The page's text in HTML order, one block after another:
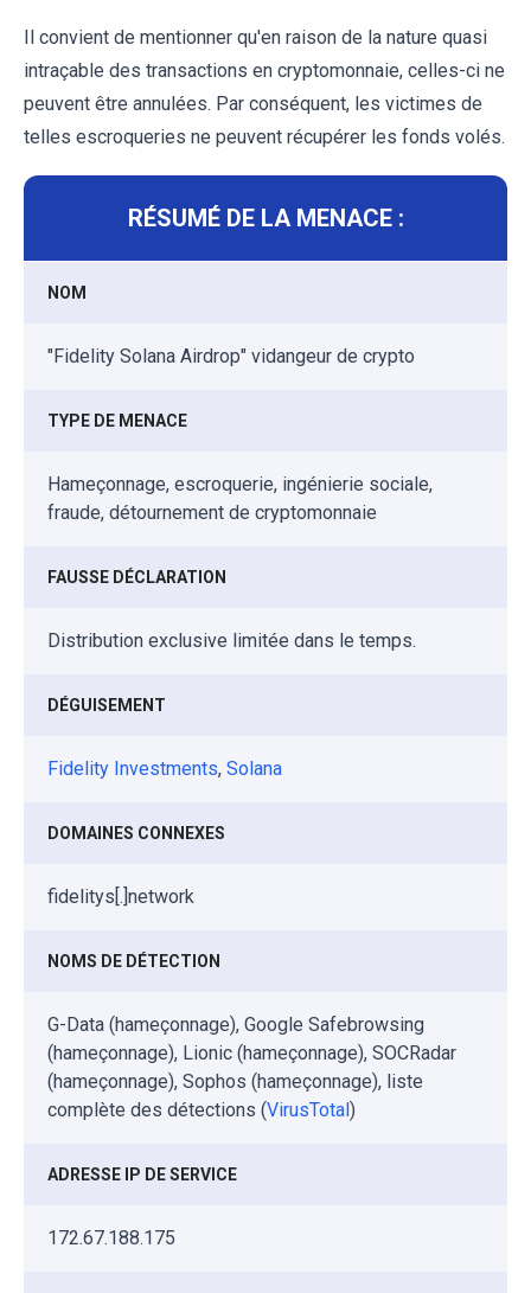
Il convient de mentionner qu'en raison de la nature quasi
intraçable des transactions en cryptomonnaie, celles-ci ne
peuvent être annulées. Par conséquent, les victimes de
telles escroqueries ne peuvent récupérer les fonds volés.
RÉSUMÉ DE LA MENACE :
NOM
"Fidelity Solana Airdrop" vidangeur de crypto
TYPE DE MENACE
Hameçonnage, escroquerie, ingénierie sociale,
fraude, détournement de cryptomonnaie
FAUSSE DÉCLARATION
Distribution exclusive limitée dans le temps.
DÉGUISEMENT
Fidelity Investments, Solana
DOMAINES CONNEXES
fidelitys[.]network
NOMS DE DÉTECTION
G-Data (hameçonnage), Google Safebrowsing
(hameçonnage), Lionic (hameçonnage), SOCRadar
(hameçonnage), Sophos (hameçonnage), liste
complète des détections (VirusTotal)
ADRESSE IP DE SERVICE
172.67.188.175